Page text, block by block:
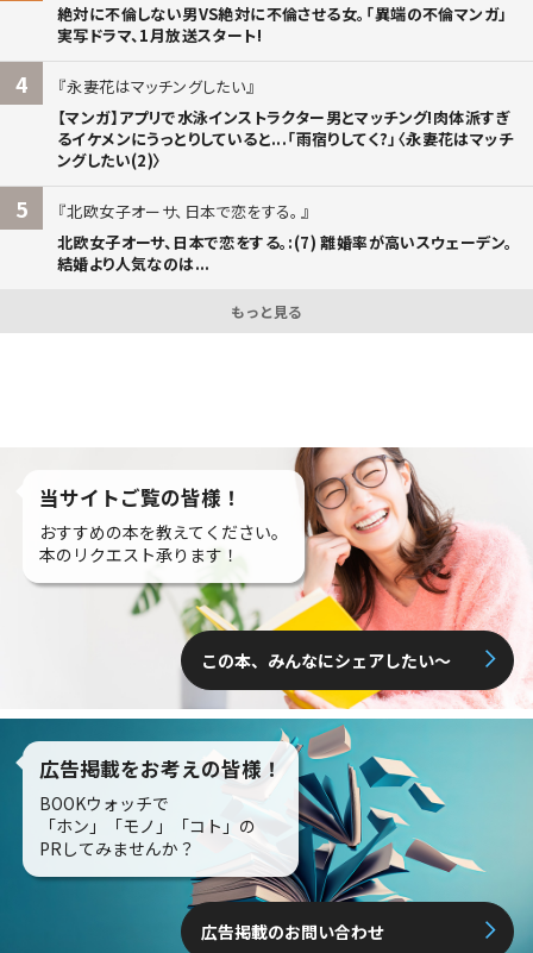
絶対に不倫しない男VS絶対に不倫させる女。「異端の不倫マンガ」
実写ドラマ、1月放送スタート!
4
永妻花はマッチングしたい
【マンガ】アプリで水泳インストラクター男とマッチング!肉体派すぎ
るイケメンにうっとりしていると...「雨宿りしてく?」〈永妻花はマッチ
ングしたい(2)〉
5
北欧女子オーサ、日本で恋をする。
北欧女子オーサ、日本で恋をする。:(7) 離婚率が高いスウェーデン。
結婚より人気なのは...
もっと見る
当サイトご覧の皆様！
おすすめの本を教えてください。
本のリクエスト承ります！
この本、みんなにシェアしたい〜
広告掲載をお考えの皆様！
BOOKウォッチで
「ホン」「モノ」「コト」の
PRしてみませんか？
広告掲載のお問い合わせ